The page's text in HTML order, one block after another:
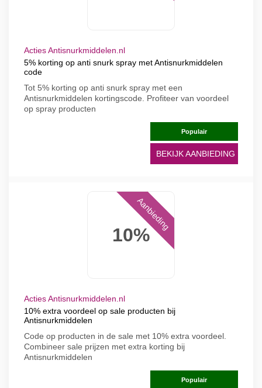
Acties Antisnurkmiddelen.nl
5% korting op anti snurk spray met Antisnurkmiddelen
code
Tot 5% korting op anti snurk spray met een
Antisnurkmiddelen kortingscode. Profiteer van voordeel
op spray producten
Populair
BEKIJK AANBIEDING
10%
Aanbieding
Acties Antisnurkmiddelen.nl
10% extra voordeel op sale producten bij
Antisnurkmiddelen
Code op producten in de sale met 10% extra voordeel.
Combineer sale prijzen met extra korting bij
Antisnurkmiddelen
Populair